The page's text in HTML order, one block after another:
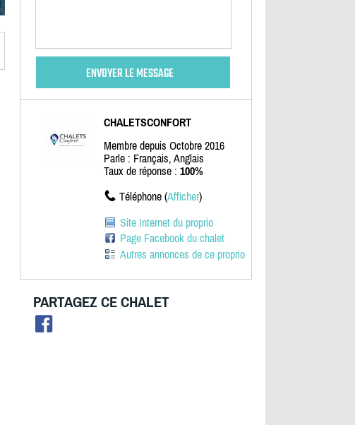
CHALETSCONFORT
Membre depuis Octobre 2016
Parle : Français, Anglais
Taux de réponse : 100%
Téléphone (Afficher)
Site Internet du proprio
Page Facebook du chalet
Autres annonces de ce proprio
PARTAGEZ CE CHALET